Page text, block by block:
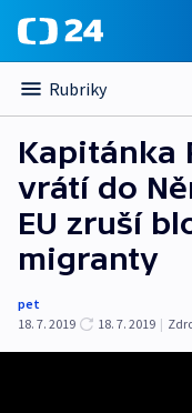
Rubriky
Kapitánka
vrátí do
EU zruší
migranty
pet
18. 7. 2019
18. 7. 2019 |